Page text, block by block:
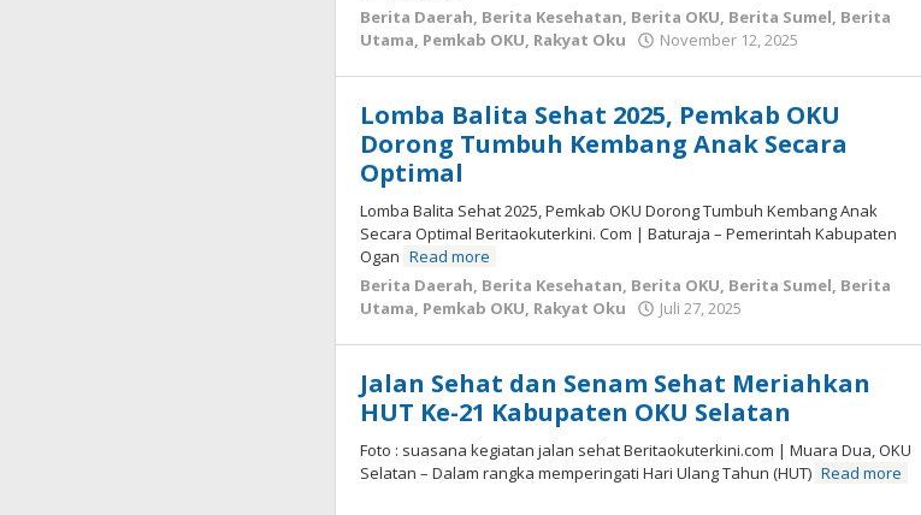
Berita Daerah, Berita Kesehatan, Berita OKU, Berita Sumel, Berita
Utama, Pemkab OKU, Rakyat Oku November 12, 2025
Lomba Balita Sehat 2025, Pemkab OKU
Dorong Tumbuh Kembang Anak Secara
Optimal
Lomba Balita Sehat 2025, Pemkab OKU Dorong Tumbuh Kembang Anak
Secara Optimal Beritaokuterkini. Com | Baturaja – Pemerintah Kabupaten
Ogan Read more
Berita Daerah, Berita Kesehatan, Berita OKU, Berita Sumel, Berita
Utama, Pemkab OKU, Rakyat Oku Juli 27, 2025
Jalan Sehat dan Senam Sehat Meriahkan
HUT Ke-21 Kabupaten OKU Selatan
Foto : suasana kegiatan jalan sehat Beritaokuterkini.com | Muara Dua, OKU
Selatan – Dalam rangka memperingati Hari Ulang Tahun (HUT) Read more